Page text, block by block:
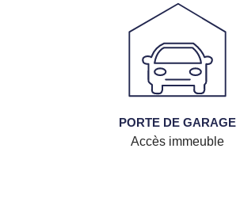
PORTE DE GARAGE
Accès immeuble